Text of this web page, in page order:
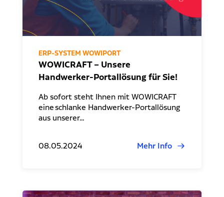
ERP-SYSTEM WOWIPORT
WOWICRAFT – Unsere
Handwerker-Portallösung für Sie!
Ab sofort steht Ihnen mit WOWICRAFT
eine schlanke Handwerker-Portallösung
aus unserer…
08.05.2024 Mehr Info